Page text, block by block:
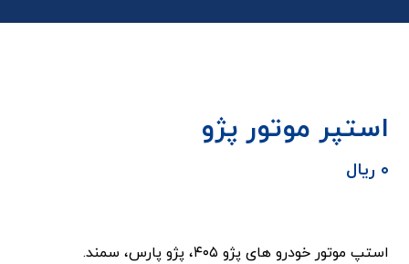
استپر موتور پژو
۰ ریال
استپ موتور خودرو های پژو ۴۰۵، پژو پارس، سمند.